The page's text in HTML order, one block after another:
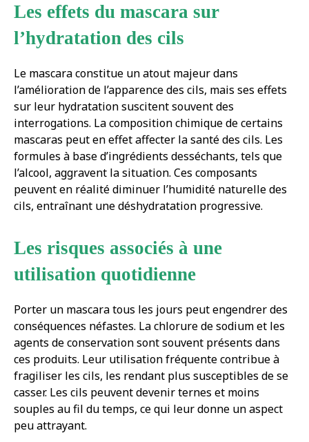
Les effets du mascara sur
l’hydratation des cils
Le mascara constitue un atout majeur dans
l’amélioration de l’apparence des cils, mais ses effets
sur leur hydratation suscitent souvent des
interrogations. La composition chimique de certains
mascaras peut en effet affecter la santé des cils. Les
formules à base d’ingrédients desséchants, tels que
l’alcool, aggravent la situation. Ces composants
peuvent en réalité diminuer l’humidité naturelle des
cils, entraînant une déshydratation progressive.
Les risques associés à une
utilisation quotidienne
Porter un mascara tous les jours peut engendrer des
conséquences néfastes. La chlorure de sodium et les
agents de conservation sont souvent présents dans
ces produits. Leur utilisation fréquente contribue à
fragiliser les cils, les rendant plus susceptibles de se
casser. Les cils peuvent devenir ternes et moins
souples au fil du temps, ce qui leur donne un aspect
peu attrayant.